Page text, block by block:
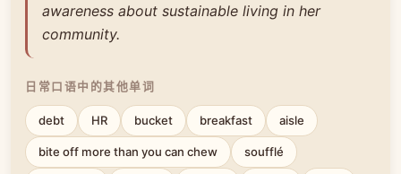
awareness about sustainable living in her
community.
日常口语中的其他单词
debt HR bucket breakfast aisle
bite off more than you can chew soufflé